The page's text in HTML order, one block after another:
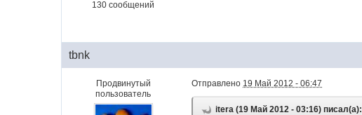
130 сообщений
tbnk
Продвинутый
пользователь
Отправлено 19 Май 2012 - 06:47
itera (19 Май 2012 - 03:16) писал(а):